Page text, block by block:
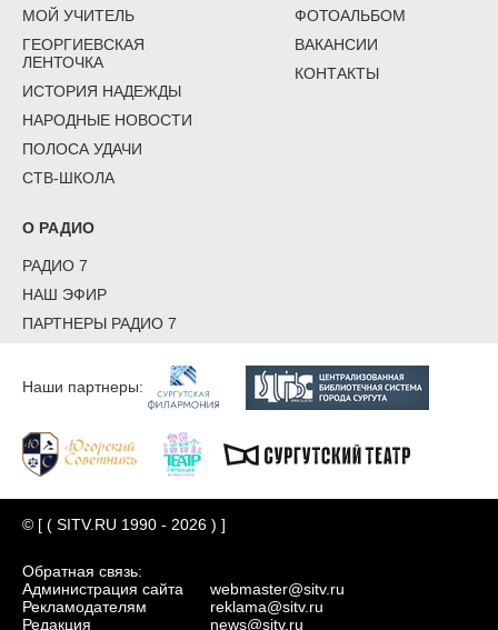
МОЙ УЧИТЕЛЬ
ГЕОРГИЕВСКАЯ
ЛЕНТОЧКА
ИСТОРИЯ НАДЕЖДЫ
НАРОДНЫЕ НОВОСТИ
ПОЛОСА УДАЧИ
СТВ-ШКОЛА
ФОТОАЛЬБОМ
ВАКАНСИИ
КОНТАКТЫ
О РАДИО
РАДИО 7
НАШ ЭФИР
ПАРТНЕРЫ РАДИО 7
Наши партнеры:
© [ ( SITV.RU 1990 - 2026 ) ]
Обратная связь:
Администрация сайта
Рекламодателям
Редакция
webmaster@sitv.ru
reklama@sitv.ru
news@sitv.ru